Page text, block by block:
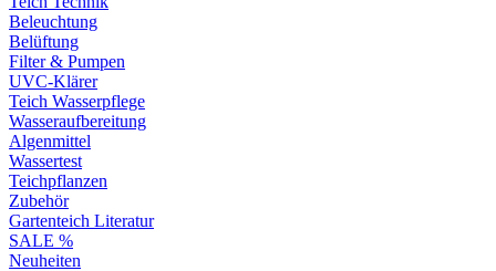
Beleuchtung
Belüftung
Filter & Pumpen
UVC-Klärer
Teich Wasserpflege
Wasseraufbereitung
Algenmittel
Wassertest
Teichpflanzen
Zubehör
Gartenteich Literatur
SALE %
Neuheiten